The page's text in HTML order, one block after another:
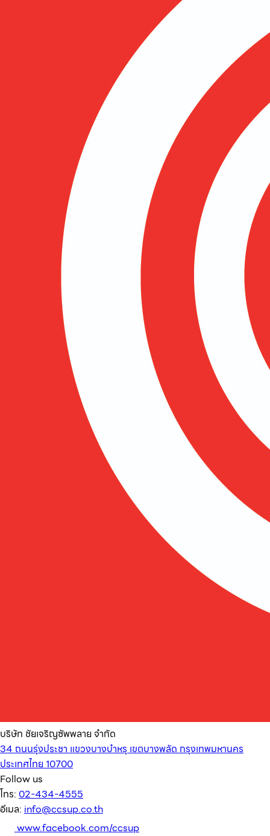
บริษัท ชัยเจริญซัพพลาย จำกัด
34 ถนนรุ่งประชา แขวงบางบำหรุ เขตบางพลัด กรุงเทพมหานคร
ประเทศไทย 10700
Follow us
โทร: 02-434-4555
อีเมล: info@ccsup.co.th
www.facebook.com/ccsup